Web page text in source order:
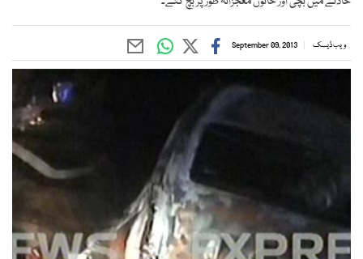
ویب ڈیسک September 09, 2013